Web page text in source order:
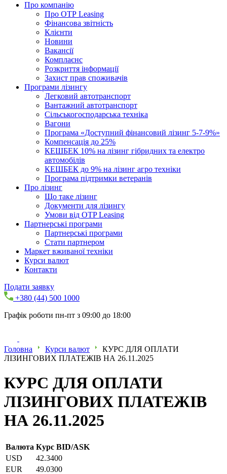
Про компанію
Про ОТР Leasing
Фінансова звітність
Клієнти
Новини
Вакансії
Комплаєнс
Розкриття інформації
Захист прав споживачів
Програми лізингу
Легковий автотранспорт
Вантажний автотранспорт
Cільськогосподарська техніка
Вагони
Програма «Доступний фінансовий лізинг 5-7-9%»
Компенсація до 25%
КЕШБЕК 10% на лізинг гібридних та електро
автомобілів
КЕШБЕК до 9% на лізинг агро техніки
Програма підтримки ветеранів
Про лізинг
Що таке лізинг
Документи для лізингу
Умови від OTP Leasing
Партнерські програми
Партнерські програми
Стати партнером
Маркет вживаної техніки
Курси валют
Контакти
Подати заявку
+380 (44) 500 1000
Графік роботи пн-пт з 09:00 до 18:00
Головна Курси валют
КУРС ДЛЯ ОПЛАТИ
ЛІЗИНГОВИХ ПЛАТЕЖІВ НА 26.11.2025
КУРС ДЛЯ ОПЛАТИ
ЛІЗИНГОВИХ ПЛАТЕЖІВ
НА 26.11.2025
Валюта Курс BID/ASK
USD
42.3400
EUR
49.0300